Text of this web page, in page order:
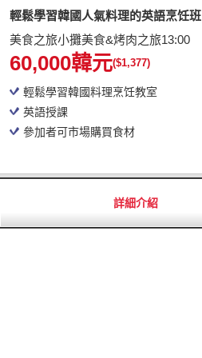
輕鬆學習韓國人氣料理的英語烹饪班
美食之旅小攤美食&烤肉之旅13:00
60,000韓元($1,377)
輕鬆學習韓國料理烹饪教室
英語授課
參加者可市場購買食材
詳細介紹